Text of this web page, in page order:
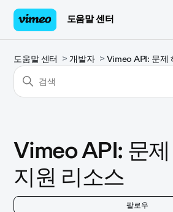
도움말 센터
도움말 센터 개발자 Vimeo API: 문제
Vimeo API: 문
지원 리소스
팔로우